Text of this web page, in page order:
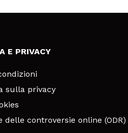
E PRIVACY
sulla privacy
delle controversie online (ODR)